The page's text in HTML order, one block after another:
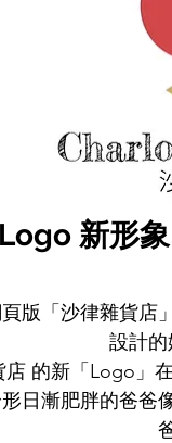
新形
版「沙律雜貨店
設計的
店 的新「Logo」
形日漸肥胖的爸